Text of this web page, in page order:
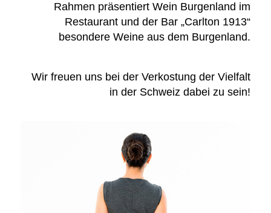
Rahmen präsentiert Wein Burgenland im
Restaurant und der Bar „Carlton 1913“
besondere Weine aus dem Burgenland.
Wir freuen uns bei der Verkostung der Vielfalt
in der Schweiz dabei zu sein!